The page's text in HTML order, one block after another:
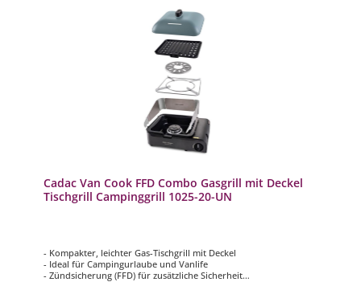
Cadac Van Cook FFD Combo Gasgrill mit Deckel
Tischgrill Campinggrill 1025-20-UN
- Kompakter, leichter Gas-Tischgrill mit Deckel
- Ideal für Campingurlaube und Vanlife
- Zündsicherung (FFD) für zusätzliche Sicherheit